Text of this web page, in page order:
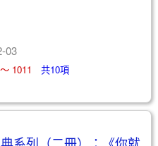
03
1011 共10項